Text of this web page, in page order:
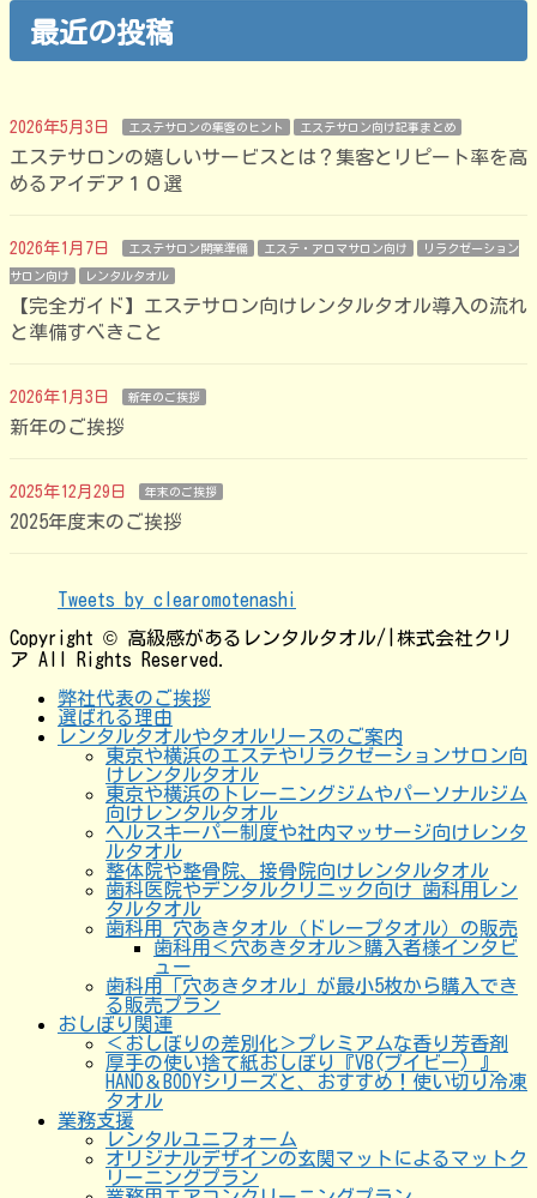
最近の投稿
2026年5月3日 エステサロンの集客のヒント エステサロン向け記事まとめ
エステサロンの嬉しいサービスとは？集客とリピート率を高
めるアイデア１０選
2026年1月7日 エステサロン開業準備 エステ・アロマサロン向け リラクゼーション
サロン向け レンタルタオル
【完全ガイド】エステサロン向けレンタルタオル導入の流れ
と準備すべきこと
2026年1月3日 新年のご挨拶
新年のご挨拶
2025年12月29日 年末のご挨拶
2025年度末のご挨拶
Tweets by clearomotenashi
Copyright © 高級感があるレンタルタオル/|株式会社クリ
ア All Rights Reserved.
弊社代表のご挨拶
選ばれる理由
レンタルタオルやタオルリースのご案内
東京や横浜のエステやリラクゼーションサロン向
けレンタルタオル
東京や横浜のトレーニングジムやパーソナルジム
向けレンタルタオル
ヘルスキーパー制度や社内マッサージ向けレンタ
ルタオル
整体院や整骨院、接骨院向けレンタルタオル
歯科医院やデンタルクリニック向け 歯科用レン
タルタオル
歯科用 穴あきタオル（ドレープタオル）の販売
歯科用＜穴あきタオル＞購入者様インタビ
ュー
歯科用「穴あきタオル」が最小5枚から購入でき
る販売プラン
おしぼり関連
＜おしぼりの差別化＞プレミアムな香り芳香剤
厚手の使い捨て紙おしぼり『VB(ブイビー) 』
HAND＆BODYシリーズと、おすすめ！使い切り冷凍
タオル
業務支援
レンタルユニフォーム
オリジナルデザインの玄関マットによるマットク
リーニングプラン